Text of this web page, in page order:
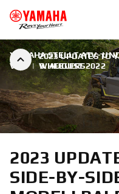
2023 UPDATES TO
WHEELERS
YAMAHA STELLT ATV-
VOR
| 9. AUGUST 2022
2023
SIDE-BY-